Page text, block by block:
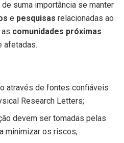
de suma importância se manter
e pesquisas relacionadas ao
comunidades próximas
afetadas.
através de fontes confiáveis
Research Letters;
devem ser tomadas pelas
minimizar os riscos;